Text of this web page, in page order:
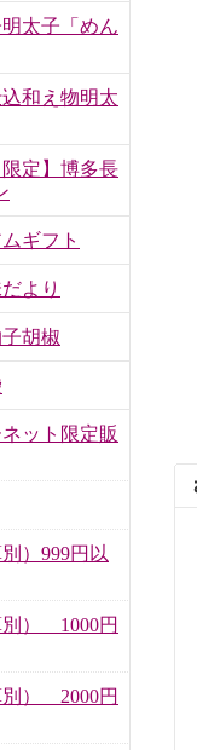
太子「めん
和え物明太
限定】博多長
ギフト
より
胡椒
ット限定販
別）999円以
別） 1000円
別） 2000円